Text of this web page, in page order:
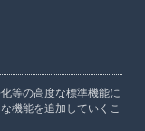
等の高度な標準機能に
機能を追加していくこ